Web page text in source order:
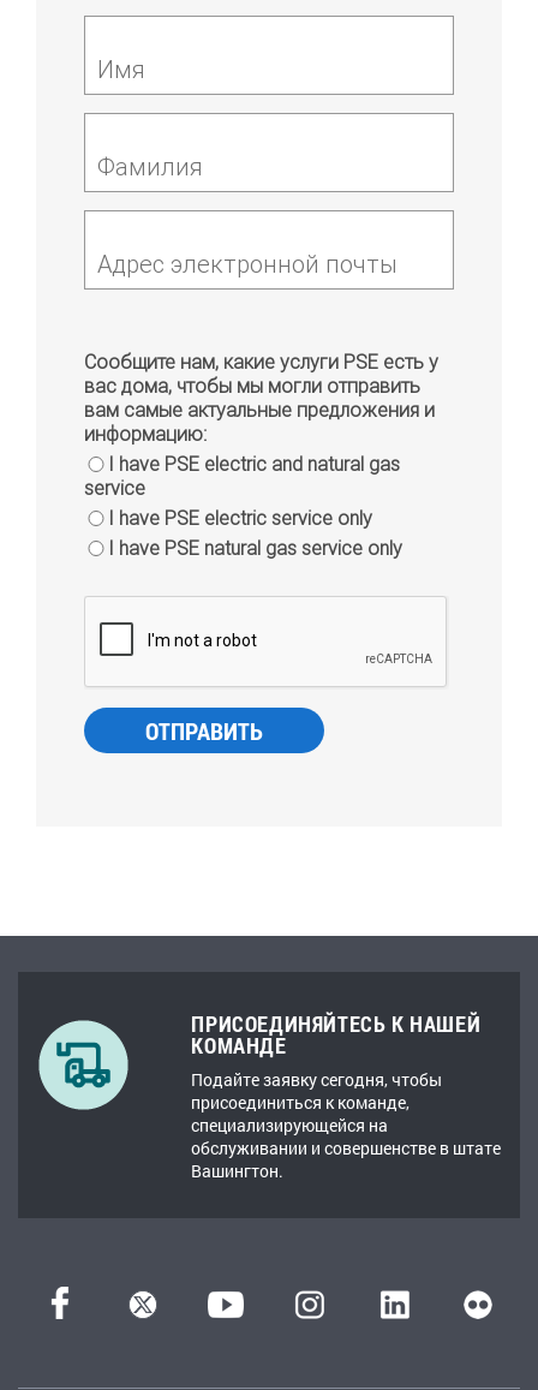
Имя
Фамилия
Адрес электронной почты
Сообщите нам, какие услуги PSE есть у
вас дома, чтобы мы могли отправить
вам самые актуальные предложения и
информацию:
I have PSE electric and natural gas
service
I have PSE electric service only
I have PSE natural gas service only
ПРИСОЕДИНЯЙТЕСЬ К НАШЕЙ
КОМАНДЕ
Подайте заявку сегодня, чтобы
присоединиться к команде,
специализирующейся на
обслуживании и совершенстве в штате
Вашингтон.